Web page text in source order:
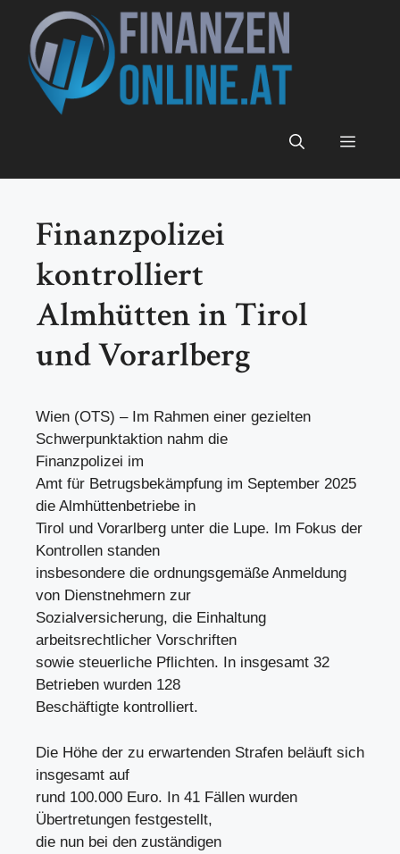
Inhalt
springen
Menü
Finanzpolizei
kontrolliert
Almhütten in Tirol
und Vorarlberg
Wien (OTS) – Im Rahmen einer gezielten
Schwerpunktaktion nahm die
Finanzpolizei im
Amt für Betrugsbekämpfung im September 2025
die Almhüttenbetriebe in
Tirol und Vorarlberg unter die Lupe. Im Fokus der
Kontrollen standen
insbesondere die ordnungsgemäße Anmeldung
von Dienstnehmern zur
Sozialversicherung, die Einhaltung
arbeitsrechtlicher Vorschriften
sowie steuerliche Pflichten. In insgesamt 32
Betrieben wurden 128
Beschäftigte kontrolliert.
Die Höhe der zu erwartenden Strafen beläuft sich
insgesamt auf
rund 100.000 Euro. In 41 Fällen wurden
Übertretungen festgestellt,
die nun bei den zuständigen